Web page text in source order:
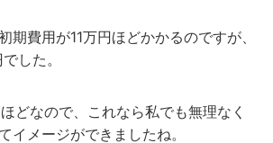
期費用が11万円ほどかかるのですが、
した。
どなので、これなら私でも無理なく
イメージができましたね。